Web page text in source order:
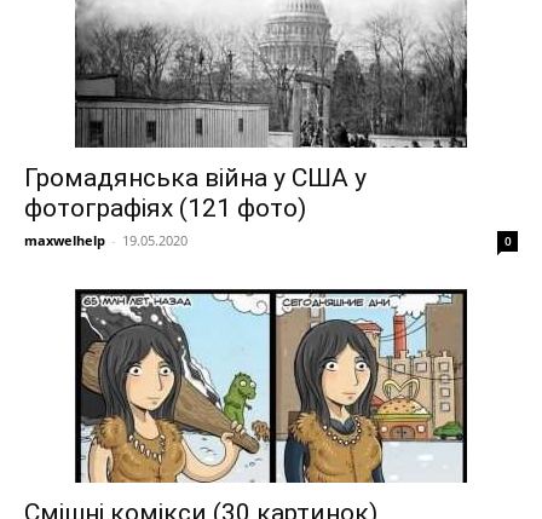
Громадянська війна у США у
фотографіях (121 фото)
maxwelhelp - 19.05.2020 0
Смішні комікси (30 картинок)